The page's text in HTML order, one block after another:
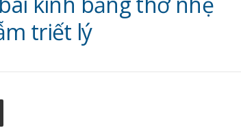
triết lý